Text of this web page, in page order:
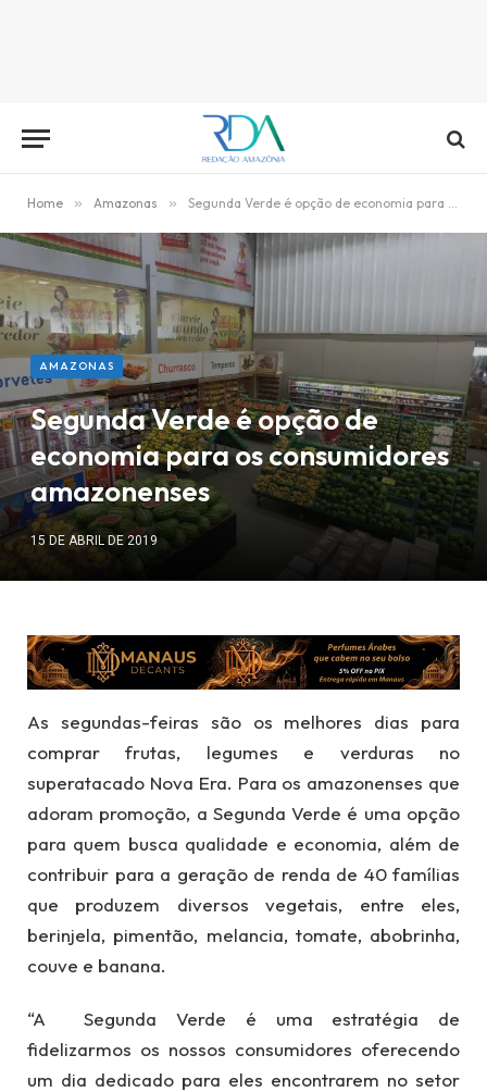
Home » Amazonas » Segunda Verde é opção de economia para os consumidores amazonenses
AMAZONAS
Segunda Verde é opção de
economia para os consumidores
amazonenses
15 DE ABRIL DE 2019
As segundas-feiras são os melhores dias para
comprar frutas, legumes e verduras no
superatacado Nova Era. Para os amazonenses que
adoram promoção, a Segunda Verde é uma opção
para quem busca qualidade e economia, além de
contribuir para a geração de renda de 40 famílias
que produzem diversos vegetais, entre eles,
berinjela, pimentão, melancia, tomate, abobrinha,
couve e banana.
“A Segunda Verde é uma estratégia de
fidelizarmos os nossos consumidores oferecendo
um dia dedicado para eles encontrarem no setor